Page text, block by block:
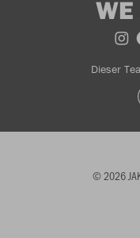
WE
Dieser
© 2026